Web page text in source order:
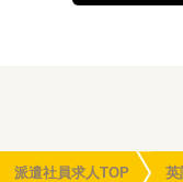
派遣社員求人TOP